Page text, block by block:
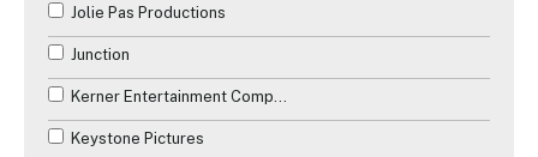
Jolie Pas Productions
Junction
Kerner Entertainment Company
Keystone Pictures